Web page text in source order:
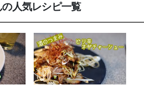
人気レシピ一覧